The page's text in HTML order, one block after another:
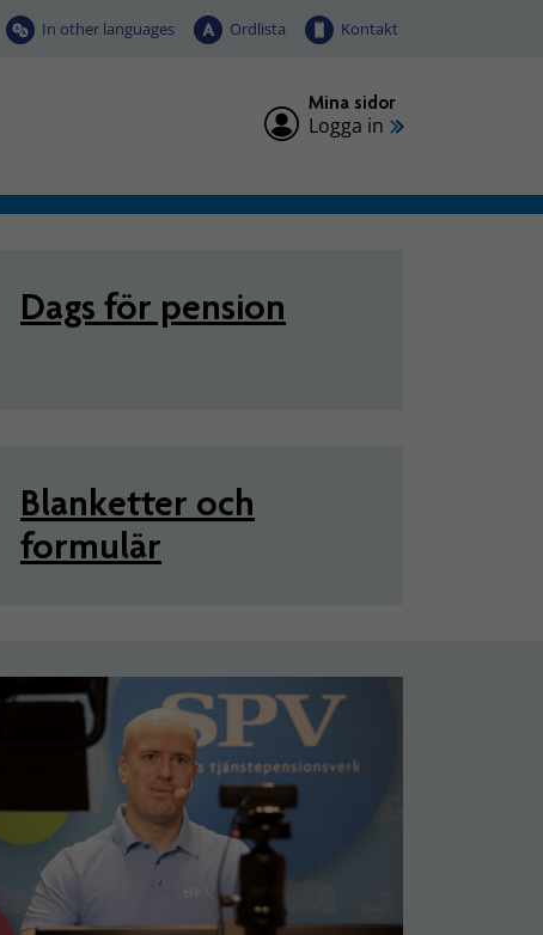
In other languages Ordlista Kontakt
Mina sidor
Logga in
Dags för pension
Blanketter och
formulär